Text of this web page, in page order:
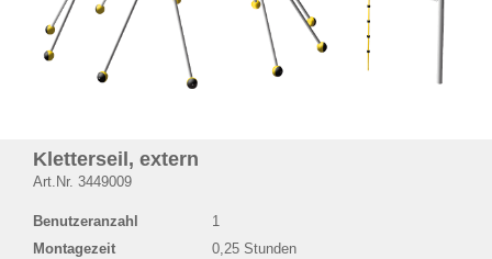
Kletterseil, extern
Art.Nr. 3449009
Benutzeranzahl
1
Montagezeit
0,25 Stunden